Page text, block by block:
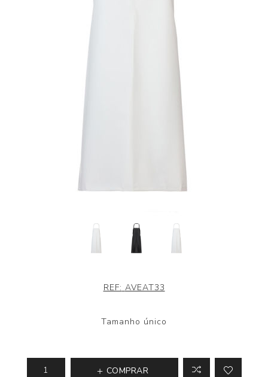
REF: AVEAT33
Tamanho único
COMPRAR